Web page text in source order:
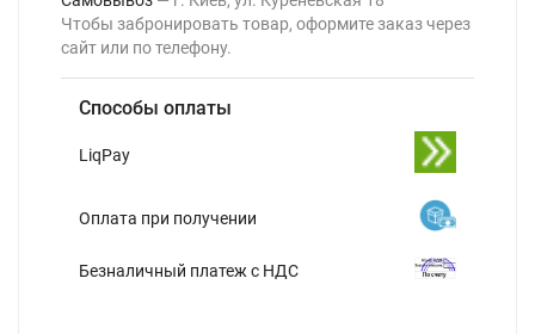
Чтобы забронировать товар, оформите заказ через
сайт или по телефону.
Способы оплаты
LiqPay
Оплата при получении
Безналичный платеж с НДС